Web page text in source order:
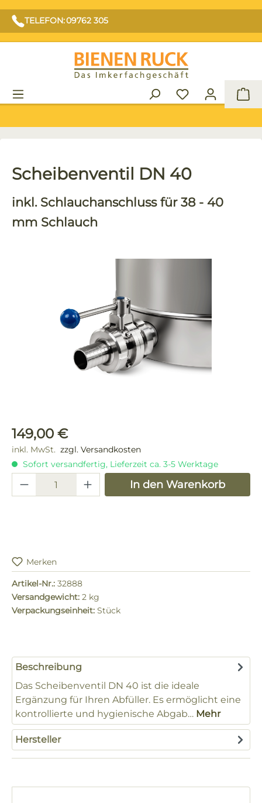
TELEFON: 09762 305
Scheibenventil DN 40
inkl. Schlauchanschluss für 38 - 40
mm Schlauch
Regulärer Preis:
149,00 €
inkl. MwSt. zzgl. Versandkosten
Sofort versandfertig, Lieferzeit ca. 3-5 Werktage
Produkt Anzahl: Gib denIn den Warenkorb
Merken
Artikel-Nr.: 32888
Versandgewicht: 2 kg
Verpackungseinheit: Stück
Beschreibung
Das Scheibenventil DN 40 ist die ideale
Ergänzung für Ihren Abfüller. Es ermöglicht eine
kontrollierte und hygienische Abgab… Mehr
Hersteller